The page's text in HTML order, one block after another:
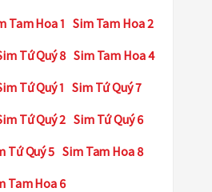
Tam Hoa 1 Sim Tam Hoa 2
Tứ Quý 8 Sim Tam Hoa 4
Tứ Quý 1 Sim Tứ Quý 7
Tứ Quý 2 Sim Tứ Quý 6
Tứ Quý 5 Sim Tam Hoa 8
Tam Hoa 6